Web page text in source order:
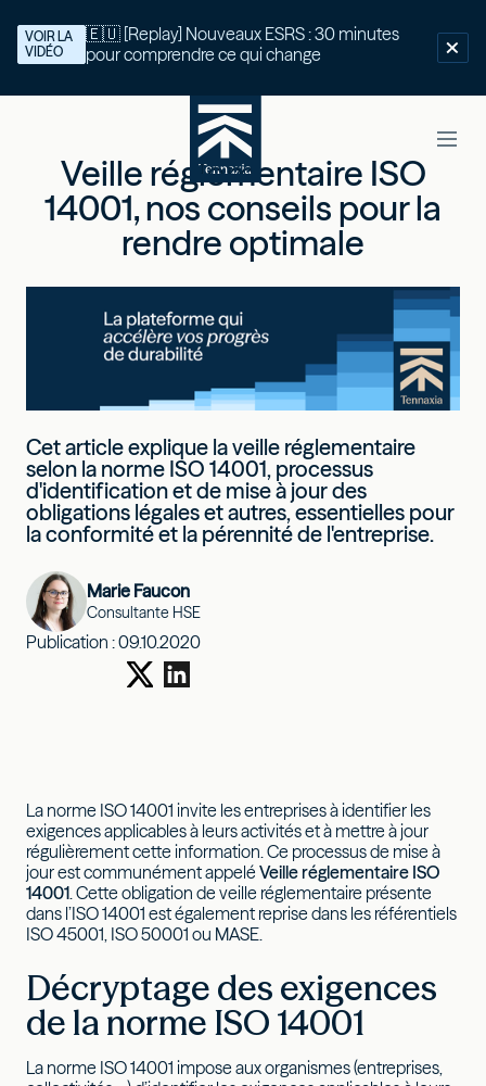
🇪🇺 [Replay] Nouveaux ESRS : 30 minutes
pour comprendre ce qui change
VOIR LA
VIDÉO
Veille réglementaire ISO
14001, nos conseils pour la
rendre optimale
Cet article explique la veille réglementaire
selon la norme ISO 14001, processus
d'identification et de mise à jour des
obligations légales et autres, essentielles pour
la conformité et la pérennité de l'entreprise.
Marie Faucon
Consultante HSE
Publication :09.10.2020
La norme ISO 14001 invite les entreprises à identifier les
exigences applicables à leurs activités et à mettre à jour
régulièrement cette information. Ce processus de mise à
jour est communément appelé Veille réglementaire ISO
14001 . Cette obligation de veille réglementaire présente
dans l’ISO 14001 est également reprise dans les référentiels
ISO 45001, ISO 50001 ou MASE.
Décryptage des exigences
de la norme ISO 14001
La norme ISO 14001 impose aux organismes (entreprises,